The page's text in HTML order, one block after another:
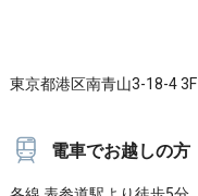
東京都港区南青山3-18-4 3F
電車でお越しの方